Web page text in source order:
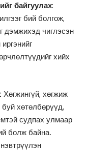
байгуулах:
бий болгож,
дэмжихэд чиглэсэн
хийх
Хөгжингүй, хөгжиж
хөтөлбөрүүд,
судпах улмаар
болж байна.